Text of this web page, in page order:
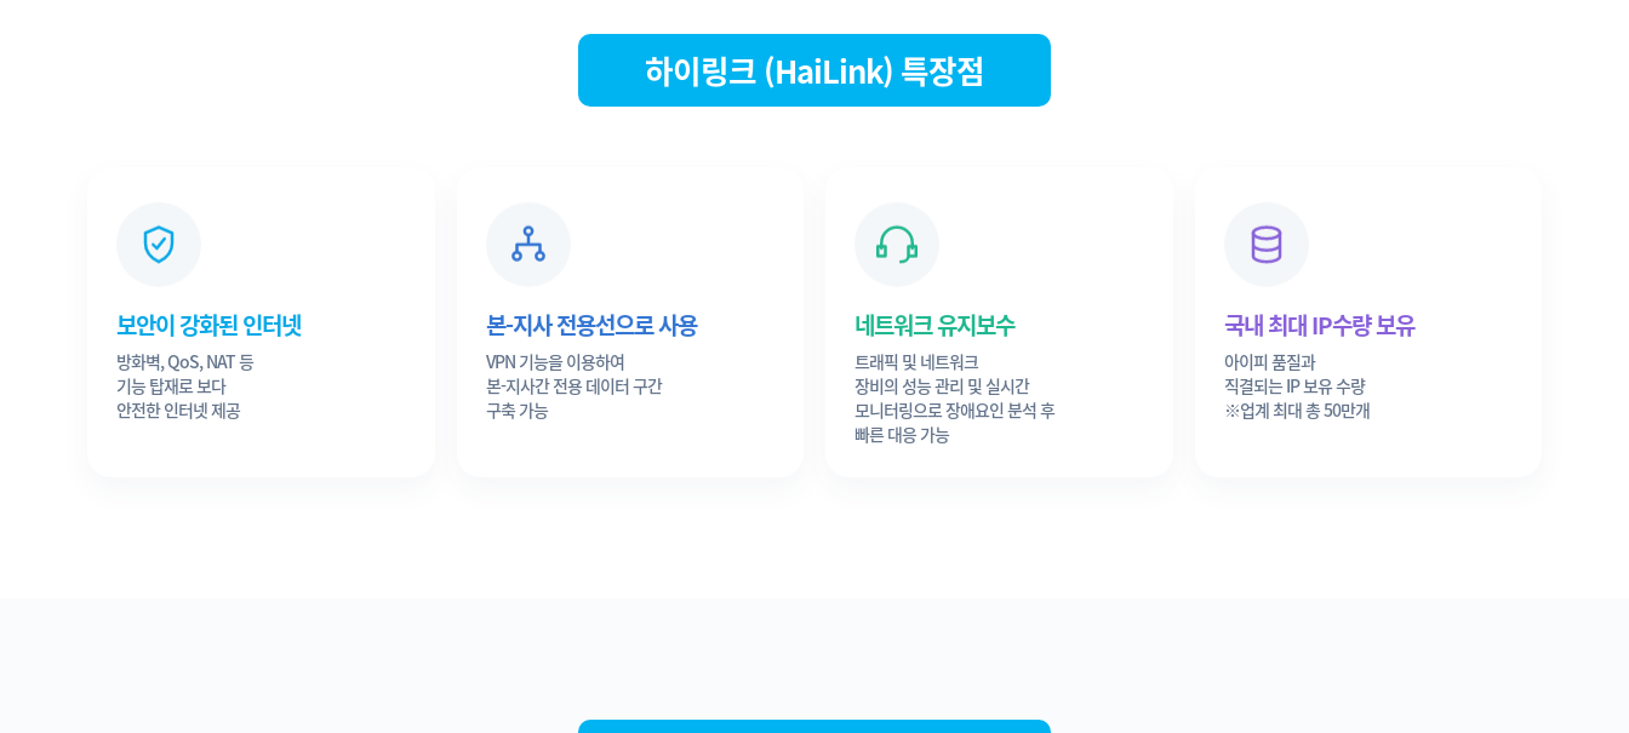
하이링크 (HaiLink) 특장점
보안이 강화된 인터넷
방화벽, QoS, NAT 등
기능 탑재로 보다
안전한 인터넷 제공
본-지사 전용선으로 사용
VPN 기능을 이용하여
본-지사간 전용 데이터 구간
구축 가능
네트워크 유지보수
트래픽 및 네트워크
장비의 성능 관리 및 실시간
모니터링으로 장애요인 분석 후
빠른 대응 가능
국내 최대 IP수량 보유
아이피 품질과
직결되는 IP 보유 수량
※업계 최대 총 50만개